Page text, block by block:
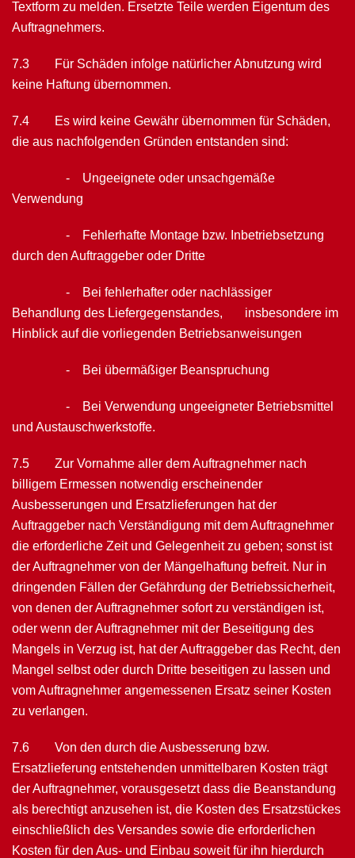
Textform zu melden. Ersetzte Teile werden Eigentum des
Auftragnehmers.
7.3 Für Schäden infolge natürlicher Abnutzung wird
keine Haftung übernommen.
7.4 Es wird keine Gewähr übernommen für Schäden,
die aus nachfolgenden Gründen entstanden sind:
- Ungeeignete oder unsachgemäße
Verwendung
- Fehlerhafte Montage bzw. Inbetriebsetzung
durch den Auftraggeber oder Dritte
- Bei fehlerhafter oder nachlässiger
Behandlung des Liefergegenstandes, insbesondere im
Hinblick auf die vorliegenden Betriebsanweisungen
- Bei übermäßiger Beanspruchung
- Bei Verwendung ungeeigneter Betriebsmittel
und Austauschwerkstoffe.
7.5 Zur Vornahme aller dem Auftragnehmer nach
billigem Ermessen notwendig er­scheinender
Ausbesserungen und Ersatzlieferungen hat der
Auftraggeber nach Ver­ständigung mit dem Auftragnehmer
die erforderliche Zeit und Gelegenheit zu ge­ben; sonst ist
der Auftragnehmer von der Mängelhaftung befreit. Nur in
drin­genden Fällen der Gefährdung der Betriebssicherheit,
von denen der Auftragneh­mer sofort zu ver­ständigen ist,
oder wenn der Auftragnehmer mit der Beseitigung des
Mangels in Verzug ist, hat der Auftraggeber das Recht, den
Mangel selbst oder durch Dritte beseitigen zu lassen und
vom Auftragnehmer angemessenen Er­satz seiner Kosten
zu verlangen.
7.6 Von den durch die Ausbesserung bzw.
Ersatzlieferung entstehenden unmittelbaren Kosten trägt
der Auftragnehmer, vorausgesetzt dass die Beanstandung
als berechtigt anzusehen ist, die Kosten des Ersatzstückes
einschließlich des Versandes sowie die erforderlichen
Kosten für den Aus- und Einbau soweit für ihn hierdurch